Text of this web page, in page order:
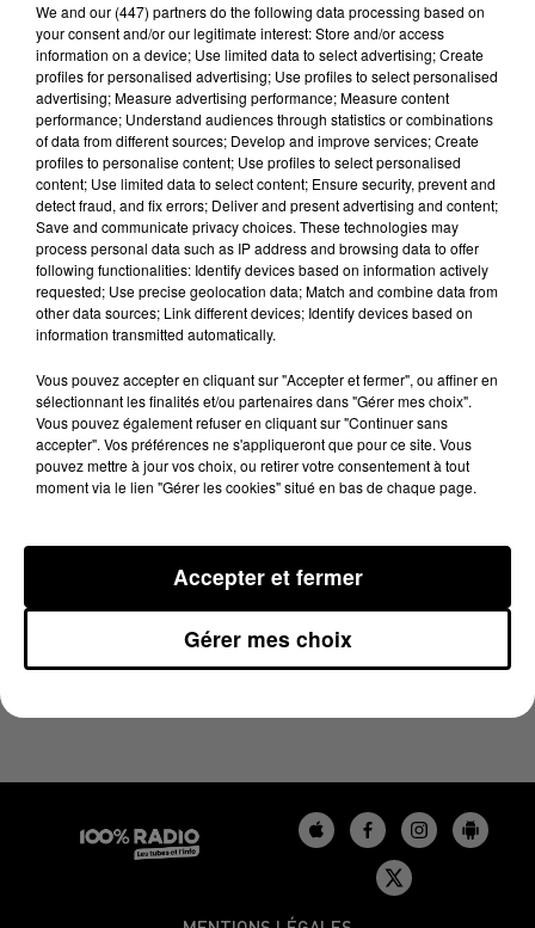
Lecture (4 min 24 sec)
100%
26 avril 2024 - 4 min 24 sec
LES INFOS DU GERS DU 26/04/2024 À 08H00
We and our (447) partnersdo the following data processing based on
your consent and/or our legitimate interest: Store and/or access
information on a device; Use limited data to select advertising; Create
profiles for personalised advertising; Use profiles to select personalised
advertising; Measure advertising performance; Measure content
performance; Understand audiences through statistics or combinations
of data from different sources; Develop and improve services; Create
profiles to personalise content; Use profiles to select personalised
content; Use limited data to select content; Ensure security, prevent and
detect fraud, and fix errors; Deliver and present advertising and content;
Save and communicate privacy choices. These technologies may
process personal data such as IP address and browsing data to offer
following functionalities: Identify devices based on information actively
requested; Use precise geolocation data; Match and combine data from
other data sources; Link different devices; Identify devices based on
information transmitted automatically.
Vous pouvez accepter en cliquant sur "Accepter et fermer", ou affiner en
sélectionnant les finalités et/ou partenaires dans "Gérer mes choix".
Vous pouvez également refuser en cliquant sur "Continuer sans
accepter". Vos préférences ne s'appliqueront que pour ce site. Vous
pouvez mettre à jour vos choix, ou retirer votre consentement à tout
moment via le lien "Gérer les cookies" situé en bas de chaque page.
Gérer mes choix
Accepter et fermer